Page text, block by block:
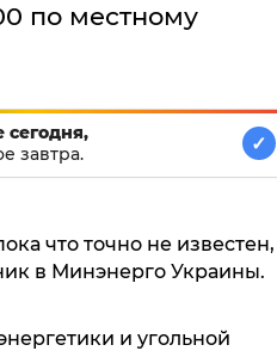
по местному
сегодня,
завтра.
✓
что точно не известен,
в Минэнерго Украины.
и угольной